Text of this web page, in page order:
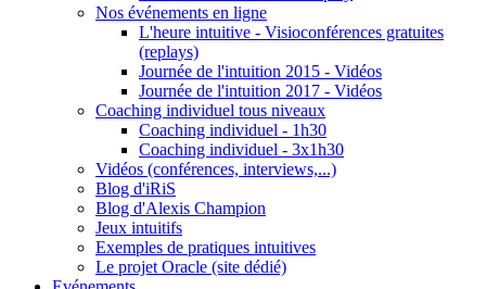
Nos événements en ligne
L'heure intuitive - Visioconférences gratuites
(replays)
Journée de l'intuition 2015 - Vidéos
Journée de l'intuition 2017 - Vidéos
Coaching individuel tous niveaux
Coaching individuel - 1h30
Coaching individuel - 3x1h30
Vidéos (conférences, interviews,...)
Blog d'iRiS
Blog d'Alexis Champion
Jeux intuitifs
Exemples de pratiques intuitives
Le projet Oracle (site dédié)